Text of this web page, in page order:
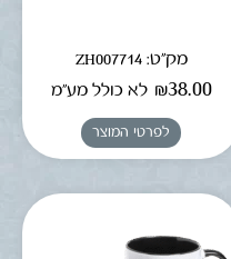
מק"ט: ZH007714
₪38.00 לא כולל מע"מ
לפרטי המוצר